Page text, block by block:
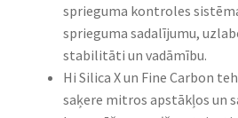
sprieguma kontroles
sprieguma sadalījumu,
stabilitāti un vadāmību.
Hi Silica X un Fine Carbon
saķere mitros apstākļos un